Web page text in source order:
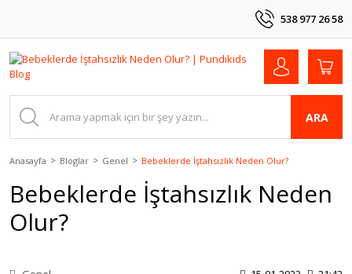
538 977 26 58
ARA
Anasayfa Bloglar Genel Bebeklerde İştahsızlık Neden Olur?
Bebeklerde İştahsızlık Neden
Olur?